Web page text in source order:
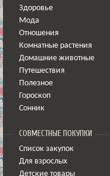
Здоровье
Мода
Отношения
Комнатные растения
Домашние животные
Путешествия
Полезное
Гороскоп
Сонник
СОВМЕСТНЫЕ ПОКУПКИ
Список закупок
Для взрослых
Детские товары